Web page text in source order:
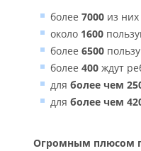
более 7000 из
около 1600
более 6500
более 400 ждут
для более чем
для более чем
Огромным плюсом